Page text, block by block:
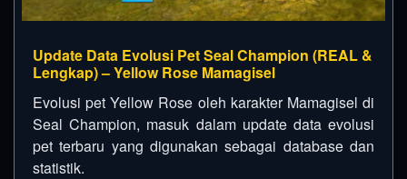
Update Data Evolusi Pet Seal Champion (REAL &
Lengkap) – Yellow Rose Mamagisel
Evolusi pet Yellow Rose oleh karakter Mamagisel di
Seal Champion, masuk dalam update data evolusi
pet terbaru yang digunakan sebagai database dan
statistik.